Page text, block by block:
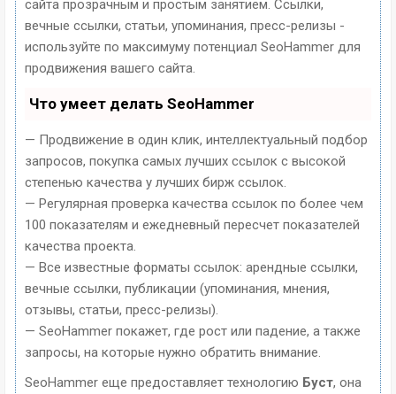
сайта прозрачным и простым занятием. Ссылки,
вечные ссылки, статьи, упоминания, пресс-релизы -
используйте по максимуму потенциал SeoHammer для
продвижения вашего сайта.
Что умеет делать SeoHammer
— Продвижение в один клик, интеллектуальный подбор
запросов, покупка самых лучших ссылок с высокой
степенью качества у лучших бирж ссылок.
— Регулярная проверка качества ссылок по более чем
100 показателям и ежедневный пересчет показателей
качества проекта.
— Все известные форматы ссылок: арендные ссылки,
вечные ссылки, публикации (упоминания, мнения,
отзывы, статьи, пресс-релизы).
— SeoHammer покажет, где рост или падение, а также
запросы, на которые нужно обратить внимание.
SeoHammer еще предоставляет технологию Буст, она